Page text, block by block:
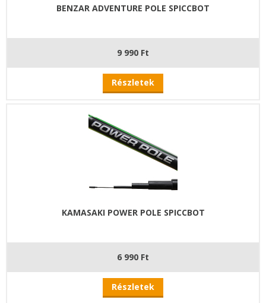
BENZAR ADVENTURE POLE SPICCBOT
9 990 Ft
Részletek
KAMASAKI POWER POLE SPICCBOT
6 990 Ft
Részletek